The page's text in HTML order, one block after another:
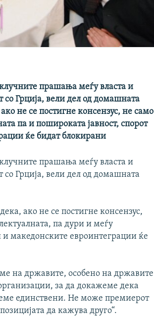
прашања меѓу власта и
Грција, вели дел од домашната
не се постигне консензус, не само
па и пошироката јавност, спорот
ќе бидат блокирани
прашања меѓу власта и
Грција, вели дел од домашната
ако не се постигне консензус,
па дури и меѓу
македонските евроинтеграции ќе
на државите, особено на државите
за да докажеме дека
единствени. Не може премиерот
да кажува друго“.